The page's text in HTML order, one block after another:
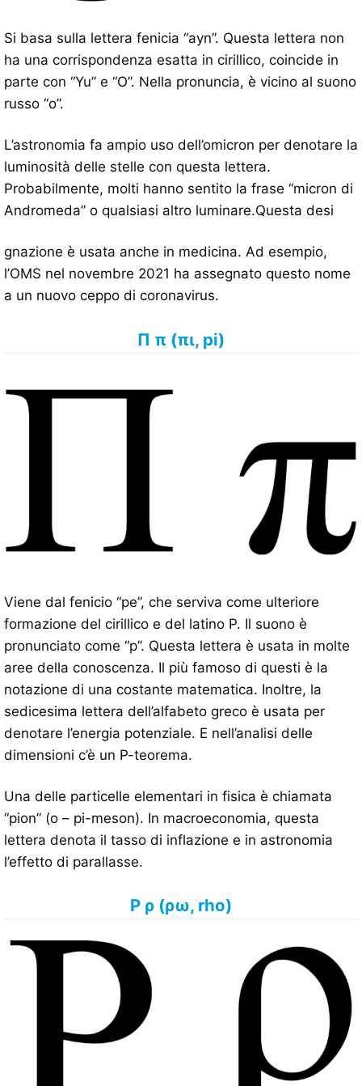
Si basa sulla lettera fenicia “ayn”. Questa lettera non
ha una corrispondenza esatta in cirillico, coincide in
parte con “Yu” e “O”. Nella pronuncia, è vicino al suono
russo “o”.
L’astronomia fa ampio uso dell’omicron per denotare la
luminosità delle stelle con questa lettera.
Probabilmente, molti hanno sentito la frase “micron di
Andromeda” o qualsiasi altro luminare.Questa desi
gnazione è usata anche in medicina. Ad esempio,
l’OMS nel novembre 2021 ha assegnato questo nome
a un nuovo ceppo di coronavirus.
Π π (πι, pi)
Viene dal fenicio “pe”, che serviva come ulteriore
formazione del cirillico e del latino P. Il suono è
pronunciato come “p”. Questa lettera è usata in molte
aree della conoscenza. Il più famoso di questi è la
notazione di una costante matematica. Inoltre, la
sedicesima lettera dell’alfabeto greco è usata per
denotare l’energia potenziale. E nell’analisi delle
dimensioni c’è un P-teorema.
Una delle particelle elementari in fisica è chiamata
“pion” (o – pi-meson). In macroeconomia, questa
lettera denota il tasso di inflazione e in astronomia
l’effetto di parallasse.
Ρ ρ (ρω, rho)